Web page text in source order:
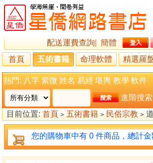
配送運費查詢
簡體
首頁
五術書籍 命理軟體 精選羅
熱門: 八字 紫微 姓名 易經 堪輿 教學 軟件
進階搜索
目前位置: 首頁 > 五術書籍 > 民俗宗教 >
您的購物車中有 0 件商品，總計金